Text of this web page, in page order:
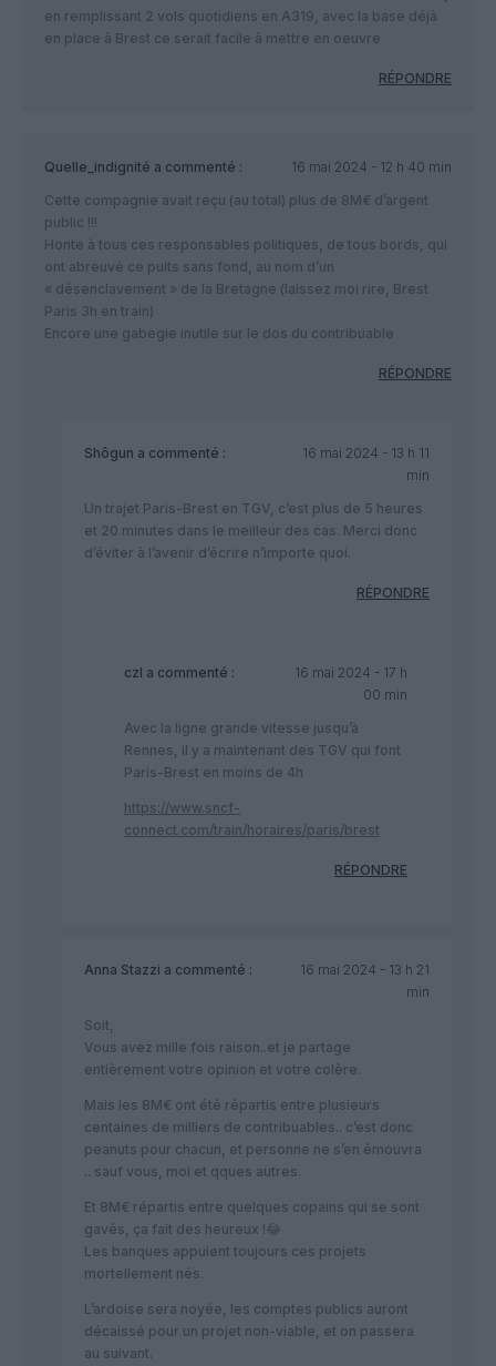
en remplissant 2 vols quotidiens en A319, avec la base déjà
en place à Brest ce serait facile à mettre en oeuvre
RÉPONDRE
Quelle_indignité a commenté :
16 mai 2024 - 12 h 40 min
Cette compagnie avait reçu (au total) plus de 8M€ d’argent
public !!!
Honte à tous ces responsables politiques, de tous bords, qui
ont abreuvé ce puits sans fond, au nom d’un
« désenclavement » de la Bretagne (laissez moi rire, Brest
Paris 3h en train)
Encore une gabegie inutile sur le dos du contribuable
RÉPONDRE
Shôgun a commenté :
16 mai 2024 - 13 h 11
min
Un trajet Paris-Brest en TGV, c’est plus de 5 heures
et 20 minutes dans le meilleur des cas. Merci donc
d’éviter à l’avenir d’écrire n’importe quoi.
RÉPONDRE
czl a commenté :
16 mai 2024 - 17 h
00 min
Avec la ligne grande vitesse jusqu’à
Rennes, il y a maintenant des TGV qui font
Paris-Brest en moins de 4h
https://www.sncf-
connect.com/train/horaires/paris/brest
RÉPONDRE
Anna Stazzi a commenté :
16 mai 2024 - 13 h 21
min
Soit,
Vous avez mille fois raison..et je partage
entièrement votre opinion et votre colère.
Mais les 8M€ ont été répartis entre plusieurs
centaines de milliers de contribuables.. c’est donc
peanuts pour chacun, et personne ne s’en émouvra
.. sauf vous, moi et qques autres.
Et 8M€ répartis entre quelques copains qui se sont
gavés, ça fait des heureux !😂
Les banques appuient toujours ces projets
mortellement nés.
L’ardoise sera noyée, les comptes publics auront
décaissé pour un projet non-viable, et on passera
au suivant.